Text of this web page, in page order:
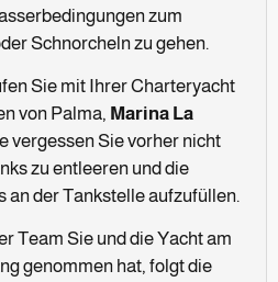
zum
Schnorcheln zu gehen.
Sie mit Ihrer Charteryacht
von Palma, Marina La
vergessen Sie vorher nicht
zu entleeren und die
an der Tankstelle aufzufüllen.
Team Sie und die Yacht am
genommen hat, folgt die